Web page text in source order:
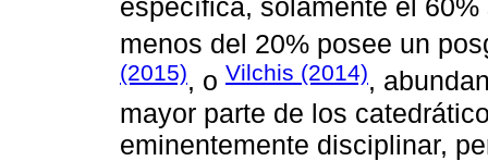
específica, solamente el
menos del 20% posee un
(2015), o Vilchis (2014),
mayor parte de los
eminentemente disciplinar,